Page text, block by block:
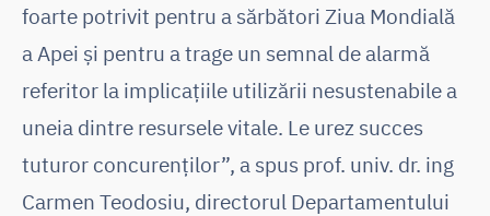
foarte potrivit pentru a sărbători Ziua Mondială
a Apei și pentru a trage un semnal de alarmă
referitor la implicațiile utilizării nesustenabile a
uneia dintre resursele vitale. Le urez succes
tuturor concurenților”, a spus prof. univ. dr. ing
Carmen Teodosiu, directorul Departamentului